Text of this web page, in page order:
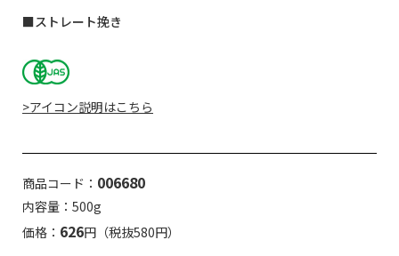
■ストレート挽き
>アイコン説明はこちら
商品コード： 006680
内容量：500g
価格： 626円（税抜580円）